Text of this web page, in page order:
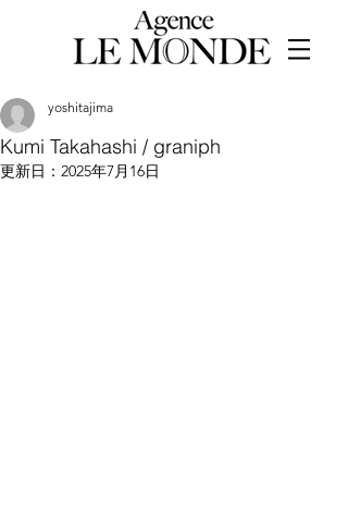
Kumi Takahashi / graniph
yoshitajima
更新日： 2025年7月16日